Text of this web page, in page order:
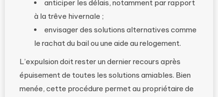
anticiper les délais, notamment par rapport
à la trêve hivernale ;
envisager des solutions alternatives comme
le rachat du bail ou une aide au relogement.
L’expulsion doit rester un dernier recours après
épuisement de toutes les solutions amiables. Bien
menée, cette procédure permet au propriétaire de